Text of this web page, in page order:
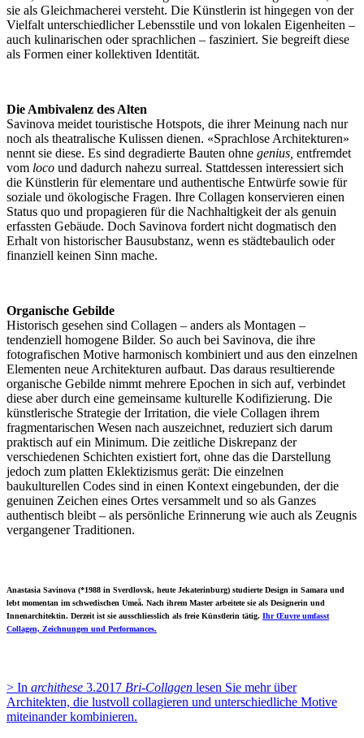
sie als Gleichmacherei versteht. Die Künstlerin ist hingegen von der
Vielfalt unterschiedlicher Lebensstile und von lokalen Eigenheiten –
auch kulinarischen oder sprachlichen – fasziniert. Sie begreift diese
als Formen einer kollektiven Identität.
Die Ambivalenz des Alten
Savinova meidet touristische Hotspots die ihrer Meinung nach nur
noch als theatralische Kulissen dienen. «Sprachlose Architekturen»
nennt sie diese. Es sind degradierte Bauten ohne genius, entfremdet
vom loco und dadurch nahezu surreal. Stattdessen interessiert sich
die Künstlerin für elementare und authentische Entwürfe sowie für
soziale und ökologische Fragen. Ihre Collagen konservieren einen
Status quo und propagieren für die Nachhaltigkeit der als genuin
erfassten Gebäude. Doch Savinova fordert nicht dogmatisch den
Erhalt von historischer Bausubstanz, wenn es städtebaulich oder
finanziell keinen Sinn mache.
Organische Gebilde
Historisch gesehen sind Collagen – anders als Montagen –
tendenziell homogene Bilder. So auch bei Savinova, die ihre
fotografischen Motive harmonisch kombiniert und aus den einzelnen
Elementen neue Architekturen aufbaut. Das daraus resultierende
organische Gebilde nimmt mehrere Epochen in sich auf, verbindet
diese aber durch eine gemeinsame kulturelle Kodifizierung. Die
künstlerische Strategie der Irritation, die viele Collagen ihrem
fragmentarischen Wesen nach auszeichnet, reduziert sich darum
praktisch auf ein Minimum. Die zeitliche Diskrepanz der
verschiedenen Schichten existiert fort, ohne das die Darstellung
jedoch zum platten Eklektizismus gerät: Die einzelnen
baukulturellen Codes sind in einen Kontext eingebunden, der die
genuinen Zeichen eines Ortes versammelt und so als Ganzes
authentisch bleibt – als persönliche Erinnerung wie auch als Zeugnis
vergangener Traditionen.
Anastasia Savinova (*1988 in Sverdlovsk, heute Jekaterinburg) studierte Design in Samara und
lebt momentan im schwedischen Umeå. Nach ihrem Master arbeitete sie als Designerin und
Innenarchitektin. Derzeit ist sie ausschliesslich als freie Künstlerin tätig. Ihr Œuvre umfasst
Collagen, Zeichnungen und Performances.
> In archithese 3.2017 Bri-Collagen lesen Sie mehr über
Architekten, die lustvoll collagieren und unterschiedliche Motive
miteinander kombinieren.